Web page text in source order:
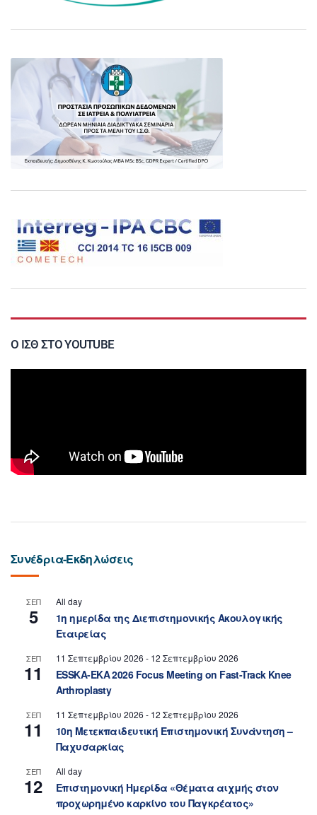
Ο ΙΣΘ ΣΤΟ YOUTUBE
Συνέδρια-Εκδηλώσεις
ΣΕΠ
5
All day
1η ημερίδα της Διεπιστημονικής Ακουλογικής
Εταιρείας
ΣΕΠ
11
11 Σεπτεμβρίου 2026 - 12 Σεπτεμβρίου 2026
ESSKA-EKA 2026 Focus Meeting on Fast-Track Knee
Arthroplasty
ΣΕΠ
11
11 Σεπτεμβρίου 2026 - 12 Σεπτεμβρίου 2026
10η Μετεκπαιδευτική Επιστημονική Συνάντηση –
Παχυσαρκίας
ΣΕΠ
12
All day
Επιστημονική Ημερίδα «Θέματα αιχμής στον
προχωρημένο καρκίνο του Παγκρέατος»